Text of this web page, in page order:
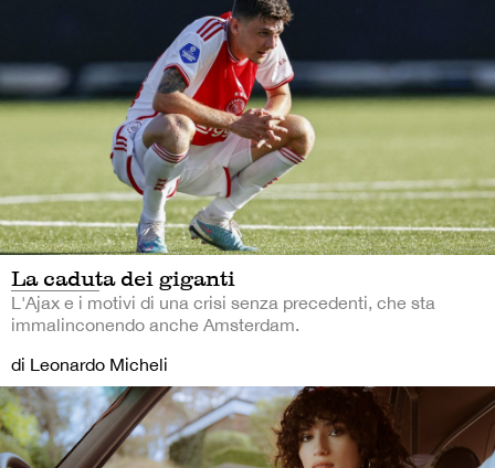
La caduta dei giganti
L'Ajax e i motivi di una crisi senza precedenti, che sta
immalinconendo anche Amsterdam.
di Leonardo Micheli